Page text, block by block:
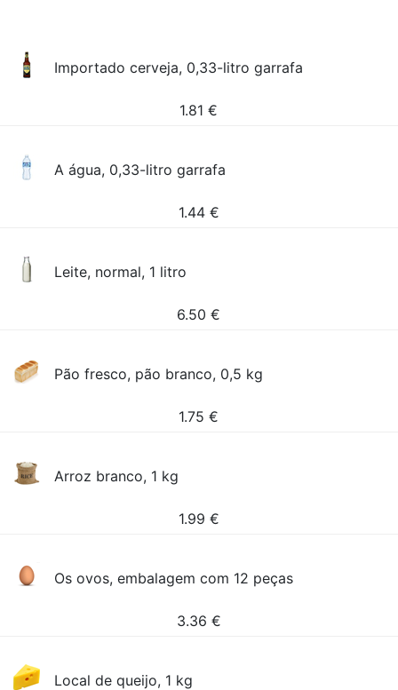
Importado cerveja, 0,33-litro garrafa
1.81 €
A água, 0,33-litro garrafa
1.44 €
Leite, normal, 1 litro
6.50 €
Pão fresco, pão branco, 0,5 kg
1.75 €
Arroz branco, 1 kg
1.99 €
Os ovos, embalagem com 12 peças
3.36 €
Local de queijo, 1 kg